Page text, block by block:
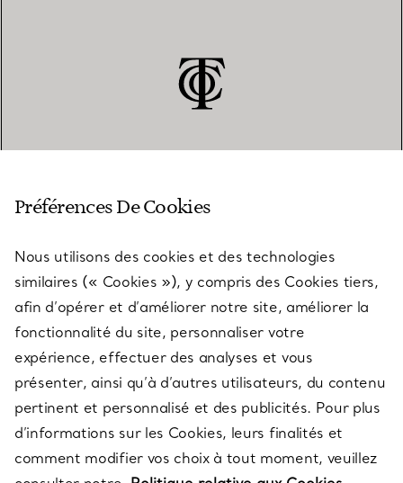
SERVICES
À PROPOS
QUESTIONS LÉGALES
Préférences De Cookies
Nous utilisons des cookies et des technologies
similaires (« Cookies »), y compris des Cookies tiers,
afin d’opérer et d’améliorer notre site, améliorer la
fonctionnalité du site, personnaliser votre
expérience, effectuer des analyses et vous
présenter, ainsi qu’à d’autres utilisateurs, du contenu
pertinent et personnalisé et des publicités. Pour plus
d’informations sur les Cookies, leurs finalités et
comment modifier vos choix à tout moment, veuillez